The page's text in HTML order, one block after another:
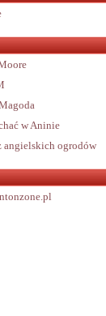
w Aninie
angielskich ogrodów